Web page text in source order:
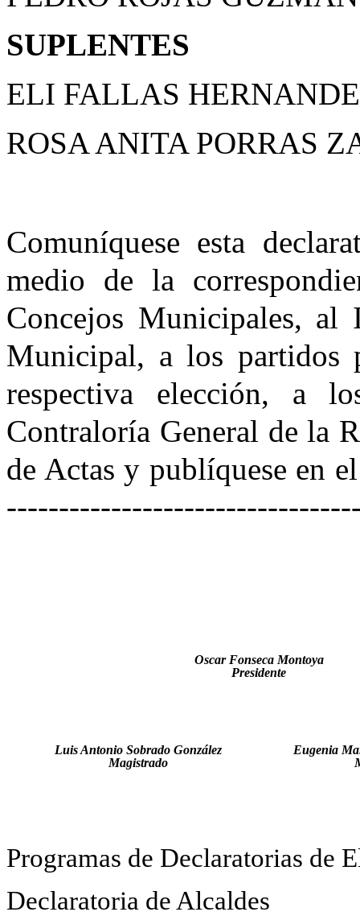
SUPLENTES
ELI FALLAS
ROSA ANITA PORRAS
Comuníquese esta
medio de la
Concejos Municipales, al
Municipal, a los partidos
respectiva elección, a
Contraloría General de la
de Actas y publíquese en
Oscar Fonseca Montoya
Presidente
Luis Antonio Sobrado González
Magistrado
Eugenia
Programas de Declaratorias de
Declaratoria de Alcaldes